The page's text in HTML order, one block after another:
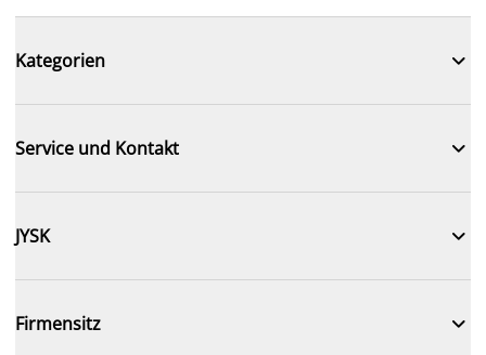
Kategorien 
Service und Kontakt 
JYSK 
Firmensitz 